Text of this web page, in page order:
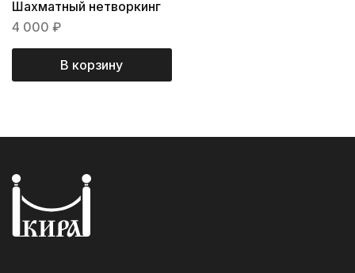
Шахматный нетворкинг​​
4 000 ₽
В корзину